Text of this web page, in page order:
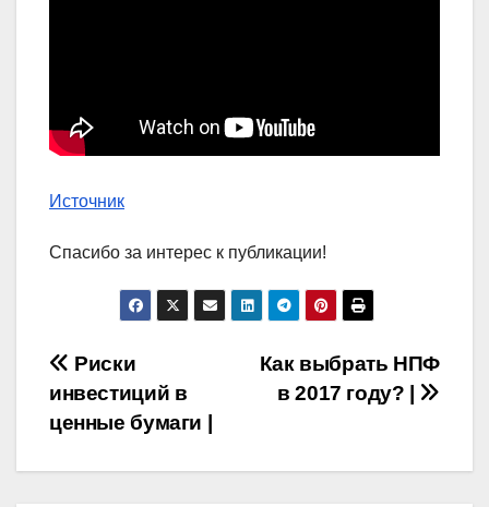
Источник
Спасибо за интерес к публикации!
Навигация
по
записям
Как выбрать НПФ
в 2017 году? |
Риски
инвестиций в
ценные бумаги |